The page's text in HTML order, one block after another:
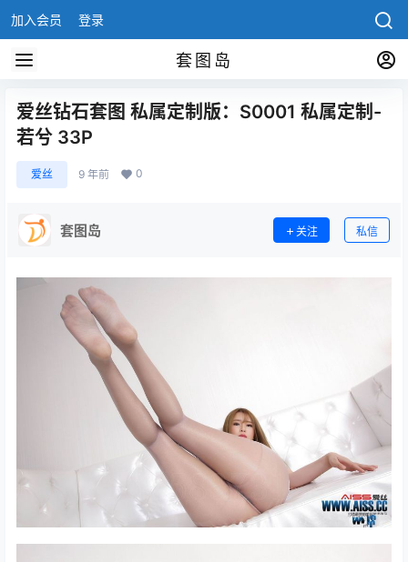
加入会员 登录
套图岛
爱丝钻石套图 私属定制版：S0001 私属定制-
若兮 33P
爱丝 9 年前 0
套图岛 关注 私信